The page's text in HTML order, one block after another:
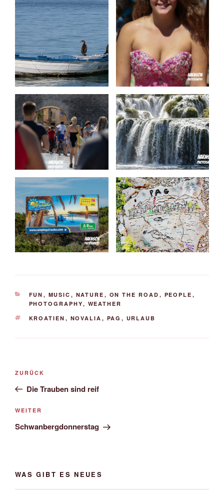
KATEGORIEN
FUN , MUSIC , NATURE , ON THE ROAD , PEOPLE ,
PHOTOGRAPHY, WEATHER
SCHLAGWÖRTER
KROATIEN , NOVALIA , PAG , URLAUB
Beitrags-
Vorheriger
Beitrag
ZURÜCK
Die Trauben sind reif
Nächster
Beitrag
WEITER
Schwanbergdonnerstag
WAS GIBT ES NEUES